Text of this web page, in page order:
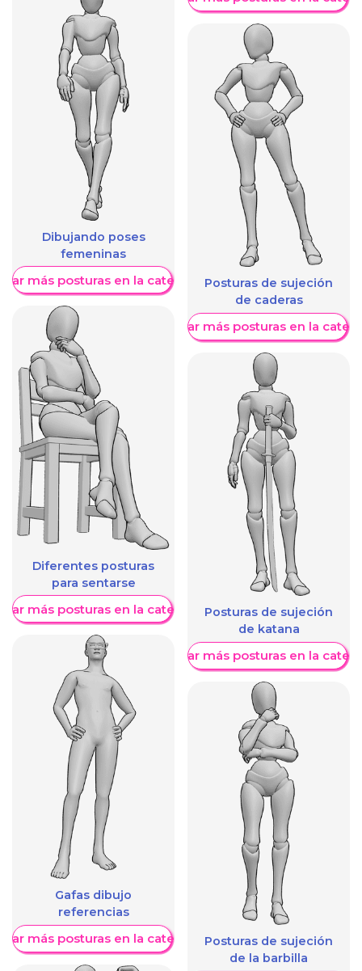
Dibujando poses
femeninas
más posturas en la categoría
Diferentes posturas
para sentarse
más posturas en la categoría
Gafas dibujo
referencias
más posturas en la categoría
Posturas de sujeción
de caderas
Mostrar más posturas en la
Posturas de sujeción
de katana
Mostrar más posturas en la
Posturas de sujeción
de la barbilla